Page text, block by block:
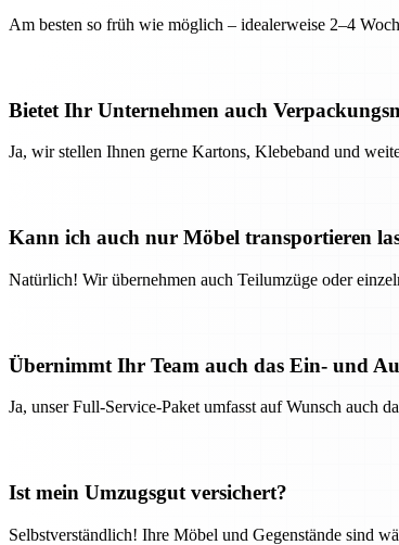
Am besten so früh wie möglich – idealerweise 2–4
Bietet Ihr Unternehmen auch
Ja, wir stellen Ihnen gerne Kartons, Klebeband und
Kann ich auch nur Möbel transportieren
Natürlich! Wir übernehmen auch Teilumzüge oder
Übernimmt Ihr Team auch das Ein- und
Ja, unser Full-Service-Paket umfasst auf Wunsch auch
Ist mein Umzugsgut versichert?
Selbstverständlich! Ihre Möbel und Gegenstände sind